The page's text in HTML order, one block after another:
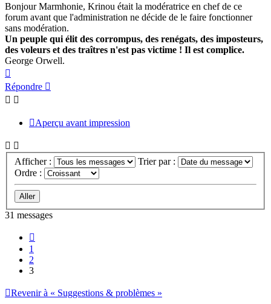
Bonjour Marmhonie, Krinou était la modératrice en chef de ce
forum avant que l'administration ne décide de le faire fonctionner
sans modération.
Un peuple qui élit des corrompus, des renégats, des imposteurs,
des voleurs et des traîtres n'est pas victime ! Il est complice.
George Orwell.
Répondre
Aperçu avant impression
Afficher :
Trier par :
Ordre :
31 messages
1
2
3
Revenir à « Suggestions & problèmes »